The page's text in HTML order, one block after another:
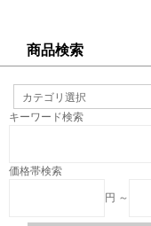
商品検索
キーワード検索
価格帯検索
円 ～